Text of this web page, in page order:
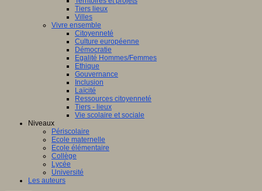
Tiers lieux
Villes
Vivre ensemble
Citoyenneté
Culture européenne
Démocratie
Egalité Hommes/Femmes
Ethique
Gouvernance
Inclusion
Laïcité
Ressources citoyenneté
Tiers - lieux
Vie scolaire et sociale
Niveaux
Périscolaire
Ecole maternelle
Ecole élémentaire
Collège
Lycée
Université
Les auteurs